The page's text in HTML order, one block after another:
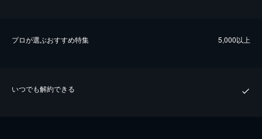
プロが選ぶおすすめ特集 5,000以上
いつでも解約できる